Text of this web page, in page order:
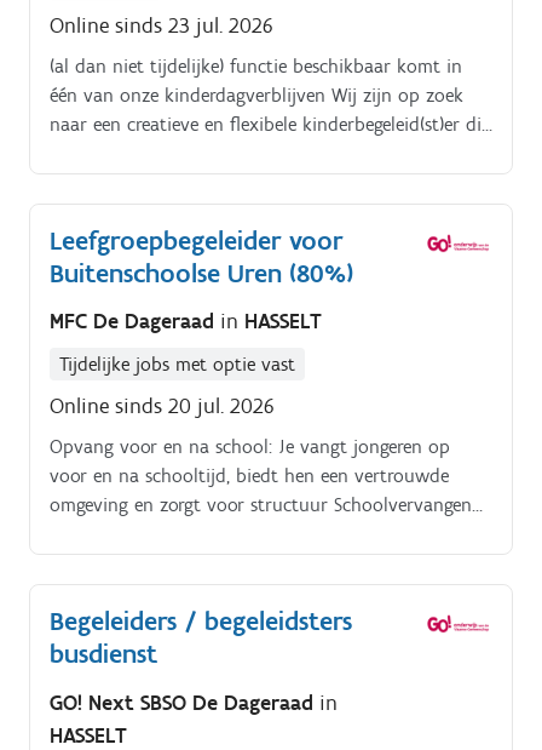
Online sinds 23 jul. 2026
(al dan niet tijdelijke) functie beschikbaar komt in
één van onze kinderdagverblijven Wij zijn op zoek
naar een creatieve en flexibele kinderbegeleid(st)er die
verzorging en opvang van baby's en peuters in het
kinderdagverblijf De Toverboom.
Leefgroepbegeleider voor
Buitenschoolse Uren (80%)
MFC De Dageraad in HASSELT
Tijdelijke jobs met optie vast
Online sinds 20 jul. 2026
Opvang voor en na school: Je vangt jongeren op
voor en na schooltijd, biedt hen een vertrouwde
omgeving en zorgt voor structuur Schoolvervangende
Dagelijkse activiteiten: Je bedenkt en organiseert
activiteiten die goed aansluiten bij de behoeften van
de jongeren Begeleiding bij dagelijkse routines: Van
ondersteuning in hun dagelijkse ritme
Gedragsobservatie: Je observeert het gedrag van de
Begeleiders / begeleidsters
busdienst
GO! Next SBSO De Dageraad in
HASSELT